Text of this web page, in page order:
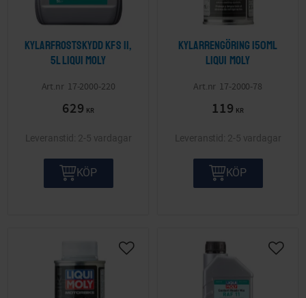
Kylarfrostskydd Kfs 11,
5l LIQUI MOLY
17-2000-220
629 KR
2-5 vardagar
KÖP
Kylarrengöring 150ml
LIQUI MOLY
17-2000-78
119 KR
2-5 vardagar
KÖP
Lägg till i önskelista Lägg